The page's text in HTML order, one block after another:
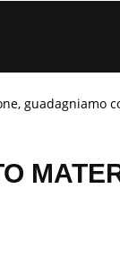
guadagniamo